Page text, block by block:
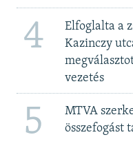
4
Elfoglalta a
Kazinczy
vezetés
5
MTVA
összefogást